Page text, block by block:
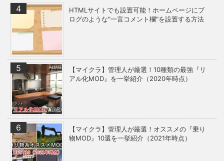
HTMLサイトでも設置可能！ホームページにブ
ログのような"一言コメント欄"を設置する方法
【マイクラ】管理人が厳選！10種類の最強『リ
アル化MOD』を一挙紹介（2020年時点）
【マイクラ】管理人が厳選！オススメの『乗り
物MOD』10選を一挙紹介（2021年時点）